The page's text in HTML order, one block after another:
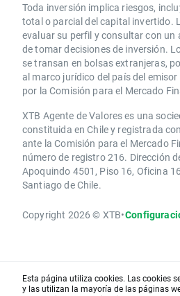
Toda inversión implica riesgos,
total o parcial del capital invertido.
evaluar su perfil y consultar con
de tomar decisiones de inversión.
se transan en bolsas extranjeras,
al marco jurídico del país del
por la Comisión para el Mercado
XTB Agente de Valores es una
constituida en Chile y registrada
ante la Comisión para el Mercado
número de registro 216. Dirección
Apoquindo 4501, Piso 16, Oficina
Santiago de Chile.
Copyright 2026 © XTB•
Esta página utiliza cookies. Las cookies
y las utilizan la mayoría de las páginas